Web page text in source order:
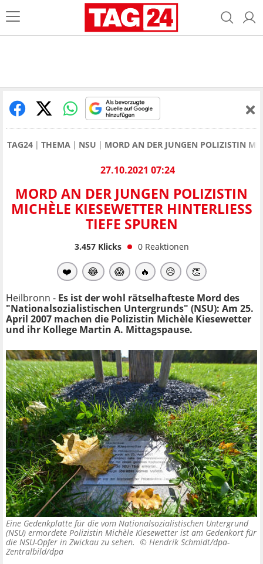
TAG24 THEMA NSU MORD AN DER JUNGEN POLIZISTIN
27.10.2021 07:24
MORD AN DER JUNGEN POLIZISTIN
MICHÈLE KIESEWETTER HINTERLIESS T
IEFE SPUREN
3.457Klicks 0 Reaktionen
❤️ 😂 😱 🔥 😥 👏
Heilbronn - Es ist der wohl rätselhafteste Mord des
"Nationalsozialistischen Untergrunds" (NSU): Am 25.
April 2007 machen die Polizistin Michèle Kiesewetter
und ihr Kollege Martin A. Mittagspause.
Eine Gedenkplatte für die vom Nationalsozialistischen Untergrund
(NSU) ermordete Polizistin Michèle Kiesewetter ist am Gedenkort für
die NSU-Opfer in Zwickau zu sehen. © Hendrik Schmidt/dpa-
Zentralbild/dpa